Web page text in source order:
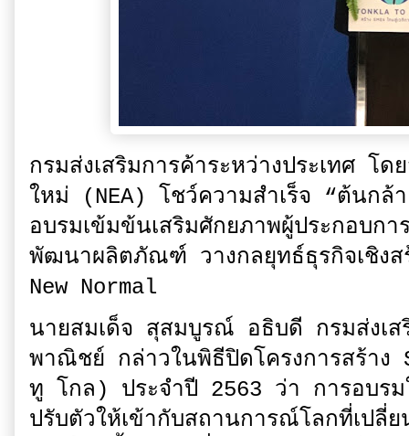
กรมส่งเสริมการค้าระหว่างประเทศ โ
ใหม่ (NEA) โชว์ความสำเร็จ “ต้นก
อบรมเข้มข้นเสริมศักยภาพผู้ประกอบก
พัฒนาผลิตภัณฑ์ วางกลยุทธ์ธุรกิจเชิง
New Normal
นายสมเด็จ สุสมบูรณ์ อธิบดี กรมส่งเส
พาณิชย์ กล่าวในพิธีปิดโครงการสร้าง
ทู โกล) ประจำปี 2563 ว่า การอบรม
ปรับตัวให้เข้ากับสถานการณ์โลกที่เปลี่